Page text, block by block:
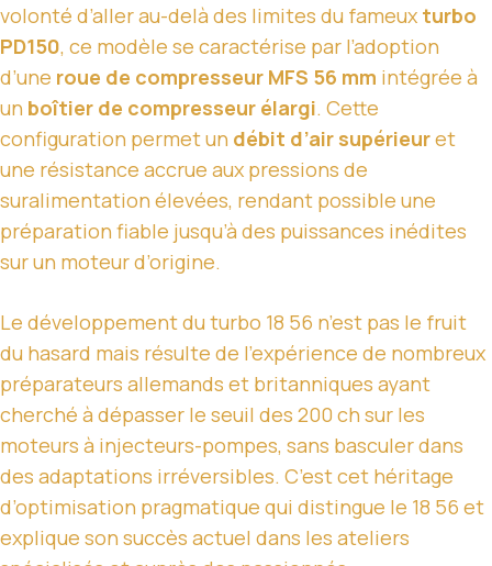
volonté d’aller au-delà des limites du fameux turbo
PD150, ce modèle se caractérise par l’adoption
d’une roue de compresseur MFS 56 mm intégrée à
un boîtier de compresseur élargi. Cette
configuration permet un débit d’air supérieuret
une résistance accrue aux pressions de
suralimentation élevées, rendant possible une
préparation fiable jusqu’à des puissances inédites
sur un moteur d’origine.
Le développement du turbo 18 56 n’est pas le fruit
du hasard mais résulte de l’expérience de nombreux
préparateurs allemands et britanniques ayant
cherché à dépasser le seuil des 200 ch sur les
moteurs à injecteurs-pompes, sans basculer dans
des adaptations irréversibles. C’est cet héritage
d’optimisation pragmatique qui distingue le 18 56 et
explique son succès actuel dans les ateliers